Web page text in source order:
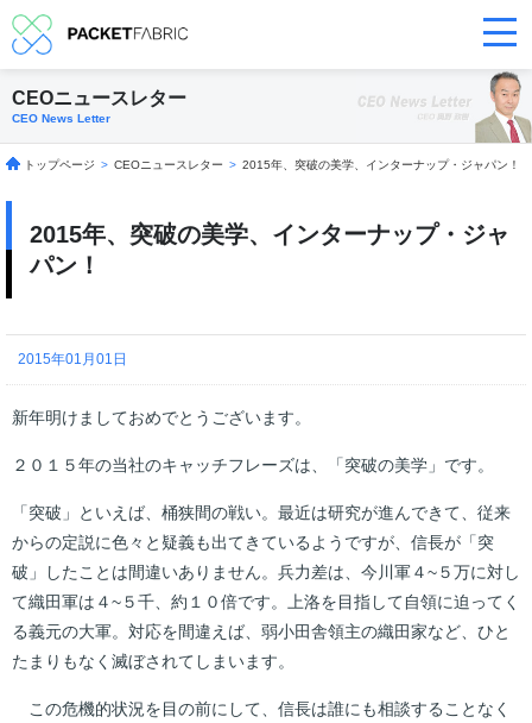
CEOニュースレター
CEO News Letter
トップページ > CEOニュースレター > 2015年、突破の美学、インターナップ・ジャパン！
2015年、突破の美学、インターナップ・ジャ
パン！
2015年01月01日
新年明けましておめでとうございます。
２０１５年の当社のキャッチフレーズは、「突破の美学」です。
「突破」といえば、桶狭間の戦い。最近は研究が進んできて、従来
からの定説に色々と疑義も出てきているようですが、信長が「突
破」したことは間違いありません。兵力差は、今川軍４~５万に対し
て織田軍は４~５千、約１０倍です。上洛を目指して自領に迫ってく
る義元の大軍。対応を間違えば、弱小田舎領主の織田家など、ひと
たまりもなく滅ぼされてしまいます。
この危機的状況を目の前にして、信長は誰にも相談することなく